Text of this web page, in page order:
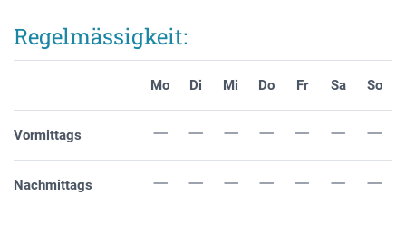
Regelmässigkeit:
Mo Di Mi Do Fr Sa So
Vormittags
Nachmittags